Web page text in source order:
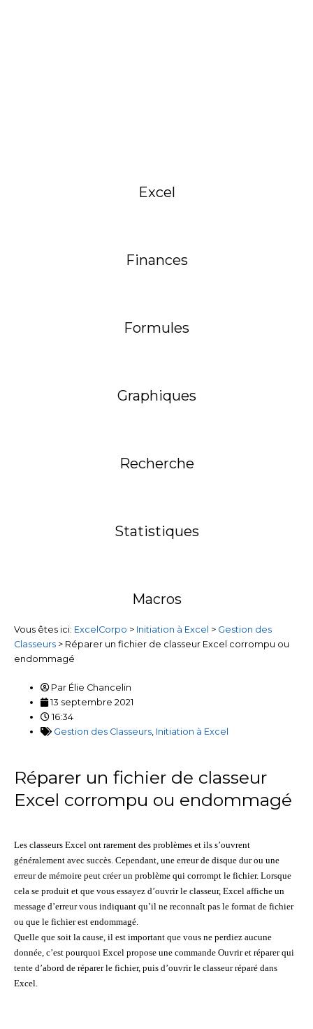
Excel
Finances
Formules
Graphiques
Recherche
Statistiques
Macros
Vous êtes ici: ExcelCorpo > Initiation à Excel > Gestion des
Classeurs > Réparer un fichier de classeur Excel corrompu ou
endommagé
Par Élie Chancelin
13 septembre 2021
16:34
Gestion des Classeurs, Initiation à Excel
Réparer un fichier de classeur
Excel corrompu ou endommagé
Les classeurs Excel ont rarement des problèmes et ils s’ouvrent
généralement avec succès. Cependant, une erreur de disque dur ou une
erreur de mémoire peut créer un problème qui corrompt le fichier. Lorsque
cela se produit et que vous essayez d’ouvrir le classeur, Excel affiche un
message d’erreur vous indiquant qu’il ne reconnaît pas le format de fichier
ou que le fichier est endommagé.
Quelle que soit la cause, il est important que vous ne perdiez aucune
donnée, c’est pourquoi Excel propose une commande Ouvrir et réparer qui
tente d’abord de réparer le fichier, puis d’ouvrir le classeur réparé dans
Excel.